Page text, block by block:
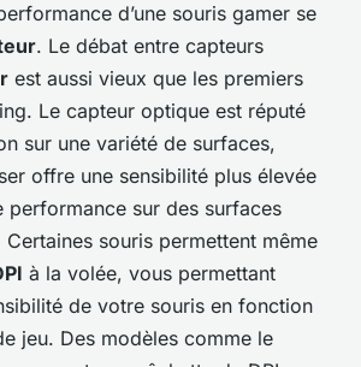
d’une souris gamer se
. Le débat entre capteurs
est aussi vieux que les premiers
Le capteur optique est réputé
sur une variété de surfaces,
offre une sensibilité plus élevée
performance sur des surfaces
Certaines souris permettent même
à la volée, vous permettant
de votre souris en fonction
jeu. Des modèles comme le